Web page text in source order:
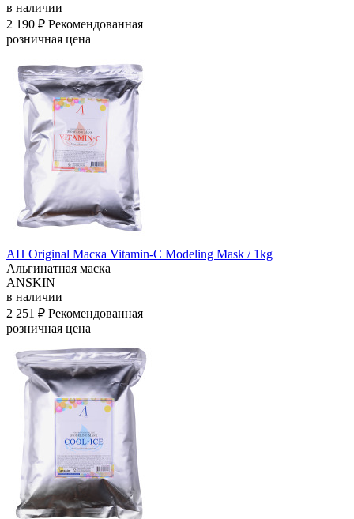
в наличии
2 190 ₽ Рекомендованная
розничная цена
АН Original Маска Vitamin-C Modeling Mask / 1kg
Альгинатная маска
ANSKIN
в наличии
2 251 ₽ Рекомендованная
розничная цена